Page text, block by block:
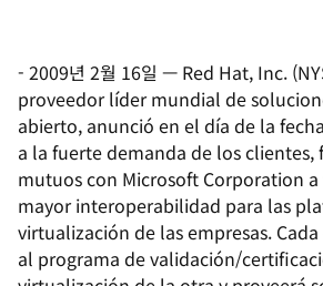
- 2009년 2월 16일 — Red Hat, Inc.
proveedor líder mundial de
abierto, anunció en el día de la
a la fuerte demanda de los
mutuos con Microsoft Corporation
mayor interoperabilidad para las
virtualización de las empresas.
al programa de validación/